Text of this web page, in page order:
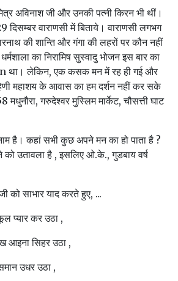
अविनाश जी और उनकी पत्नी किरन भी थीं।
वाराणसी में बिताये। वाराणसी लगभग
की शान्ति और गंगा की लहरों पर कौन नहीं
का निरामिष सुस्वादु भोजन इस बार का
था। लेकिन, एक कसक मन में रह ही गई और
महाशय के आवास का हम दर्शन नहीं कर सके
मधुनौरा, गरुदेश्वर मुस्लिम मार्केट, चौसत्ती घाट
है। कहां सभी कुछ अपने मन का हो पाता है ?
को उतावला है , इसलिए ओ.के., गुडबाय वर्ष
साभार याद करते हुए, ...
प्यार कर उठा ,
आइना सिहर उठा ,
उधर उठा ,